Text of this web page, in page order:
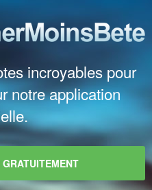
incroyables pour
notre application